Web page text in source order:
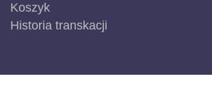
Koszyk
Historia transkacji